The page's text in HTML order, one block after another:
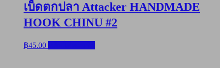
เบ็ดตกปลา Attacker HANDMADE
HOOK CHINU #2
฿45.00